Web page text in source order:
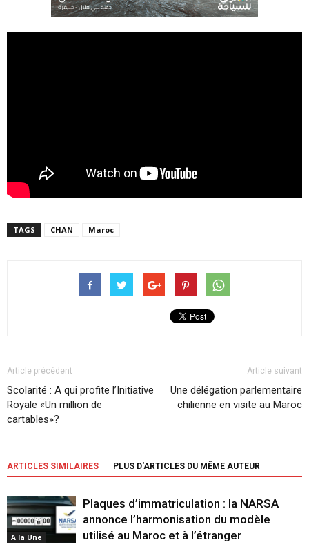
TAGS CHAN Maroc
Article précédent
Scolarité : A qui profite l’Initiative
Royale «Un million de
cartables»?
Article suivant
Une délégation parlementaire
chilienne en visite au Maroc
ARTICLES SIMILAIRES PLUS D'ARTICLES DU MÊME AUTEUR
A la Une
Plaques d’immatriculation : la NARSA
annonce l’harmonisation du modèle
utilisé au Maroc et à l’étranger